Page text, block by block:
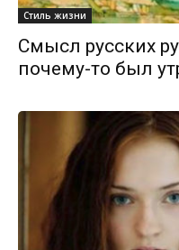
Стиль жизни
Смысл русских
почему-то был